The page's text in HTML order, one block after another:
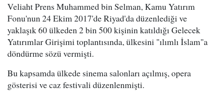
Veliaht Prens Muhammed bin Selman, Kamu Yatırım
Fonu'nun 24 Ekim 2017'de Riyad'da düzenlediği ve
yaklaşık 60 ülkeden 2 bin 500 kişinin katıldığı Gelecek
Yatırımlar Girişimi toplantısında, ülkesini "ılımlı İslam"a
döndürme sözü vermişti.
Bu kapsamda ülkede sinema salonları açılmış, opera
gösterisi ve caz festivali düzenlenmişti.